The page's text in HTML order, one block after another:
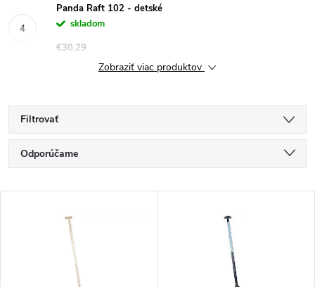
Panda Raft 102 - detské
skladom
€30,29
Zobraziť viac produktov
Filtrovať
R
a
Odporúčame
Najpredávanejšie